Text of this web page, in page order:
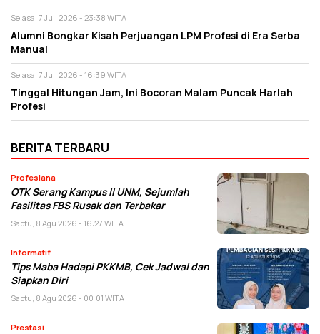
Selasa, 7 Juli 2026 - 23:38 WITA
Alumni Bongkar Kisah Perjuangan LPM Profesi di Era Serba
Manual
Selasa, 7 Juli 2026 - 16:39 WITA
Tinggal Hitungan Jam, Ini Bocoran Malam Puncak Harlah
Profesi
BERITA TERBARU
Profesiana
OTK Serang Kampus II UNM, Sejumlah
Fasilitas FBS Rusak dan Terbakar
Sabtu, 8 Agu 2026 - 16:27 WITA
Informatif
Tips Maba Hadapi PKKMB, Cek Jadwal dan
Siapkan Diri
Sabtu, 8 Agu 2026 - 00:01 WITA
Prestasi